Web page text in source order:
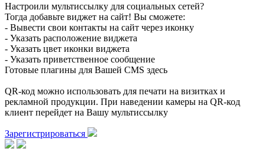
Настроили мультиссылку для социальных сетей?
Тогда добавьте виджет на сайт! Вы сможете:
- Вывести свои контакты на сайт через иконку
- Указать расположение виджета
- Указать цвет иконки виджета
- Указать приветственное сообщение
Готовые плагины для Вашей CMS здесь
QR-код можно использовать для печати на визитках и
рекламной продукции. При наведении камеры на QR-код
клиент перейдет на Вашу мультиссылку
Зарегистрироваться